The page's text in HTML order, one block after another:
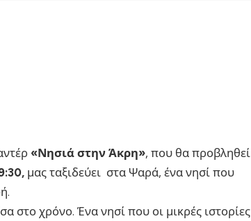
«Νησιά στην Άκρη», που θα προβληθεί
μας ταξιδεύει στα Ψαρά, ένα νησί που
στο χρόνο. Ένα νησί που οι μικρές ιστορίες